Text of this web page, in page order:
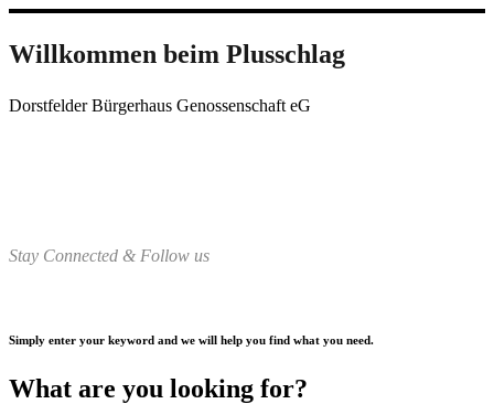
Willkommen beim Plusschlag
Dorstfelder Bürgerhaus Genossenschaft eG
Stay Connected & Follow us
Simply enter your keyword and we will help you find what you need.
What are you looking for?